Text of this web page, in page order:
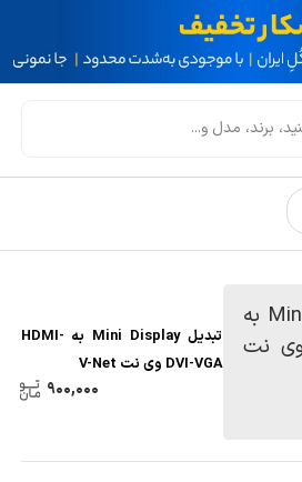
تبدیل Mini Display به HDMI-
DVI-VGA وی نت V-Net
900,000